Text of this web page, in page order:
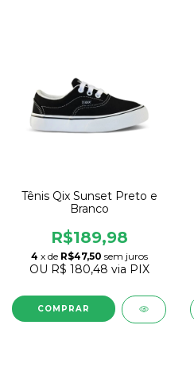
Tênis Qix Sunset Preto e
Branco
R$189,98
4 x de R$47,50 sem juros
OU R$ 180,48 via PIX
COMPRAR